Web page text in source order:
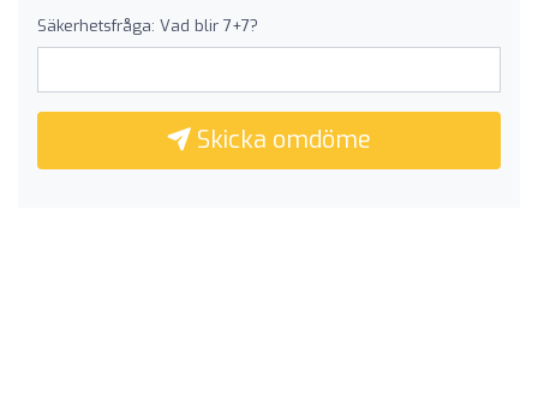
Säkerhetsfråga: Vad blir 7+7?
Skicka omdöme